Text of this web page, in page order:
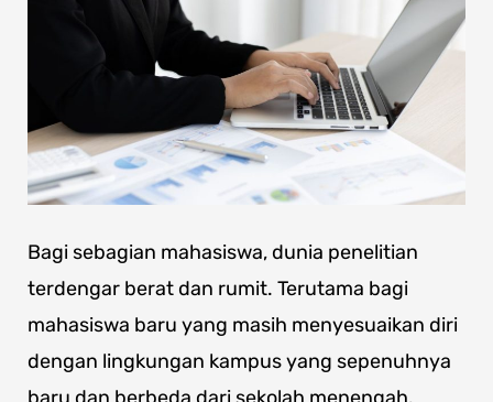
Bagi sebagian mahasiswa, dunia penelitian
terdengar berat dan rumit. Terutama bagi
mahasiswa baru yang masih menyesuaikan diri
dengan lingkungan kampus yang sepenuhnya